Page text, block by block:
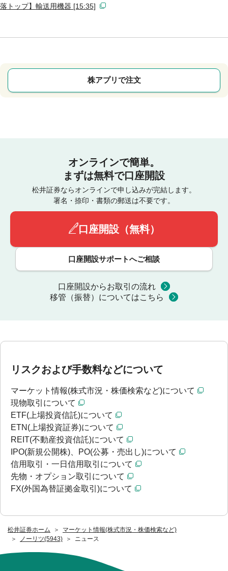
松井証券ホーム
マーケット情報(株式市況・株価検索など)
ノーリツ(5943)
ニュース
落トップ】輸送用機器 [15:35]
株アプリで注文
オンラインで簡単。
まずは無料で口座開設
松井証券ならオンラインで申し込みが完結します。
署名・捺印・書類の郵送は不要です。
口座開設（無料）
口座開設サポートへご相談
口座開設からお取引の流れ
移管（振替）についてはこちら
リスクおよび手数料などについて
マーケット情報(株式市況・株価検索など)について
現物取引について
ETF(上場投資信託)について
ETN(上場投資証券)について
REIT(不動産投資信託)について
IPO(新規公開株)、PO(公募・売出し)について
信用取引・一日信用取引について
先物・オプション取引について
FX(外国為替証拠金取引)について